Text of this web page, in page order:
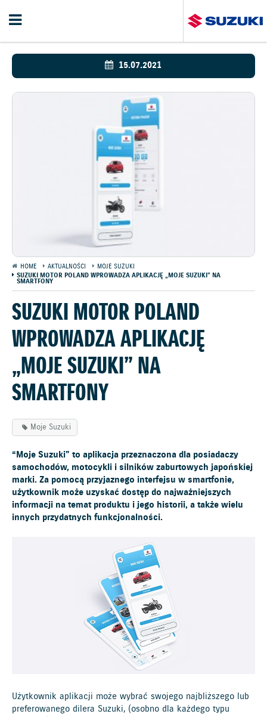
15.07.2021
HOME AKTUALNOŚCI
MOJE SUZUKI
SUZUKI MOTOR POLAND WPROWADZA APLIKACJĘ „MOJE SUZUKI” NA
SMARTFONY
SUZUKI MOTOR POLAND
WPROWADZA APLIKACJĘ
„MOJE SUZUKI” NA
SMARTFONY
Moje Suzuki
“Moje Suzuki” to aplikacja przeznaczona dla posiadaczy
samochodów, motocykli i silników zaburtowych japońskiej
marki. Za pomocą przyjaznego interfejsu w smartfonie,
użytkownik może uzyskać dostęp do najważniejszych
informacji na temat produktu i jego historii, a także wielu
innych przydatnych funkcjonalności.
Użytkownik aplikacji może wybrać swojego najbliższego lub
preferowanego dilera Suzuki, (osobno dla każdego typu